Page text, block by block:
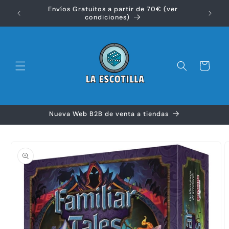
directamenteEnvíos Gratuitos a partir de 70€ (ver
condiciones)
Carrito
Nueva Web B2B de venta a tiendas
información
del producto